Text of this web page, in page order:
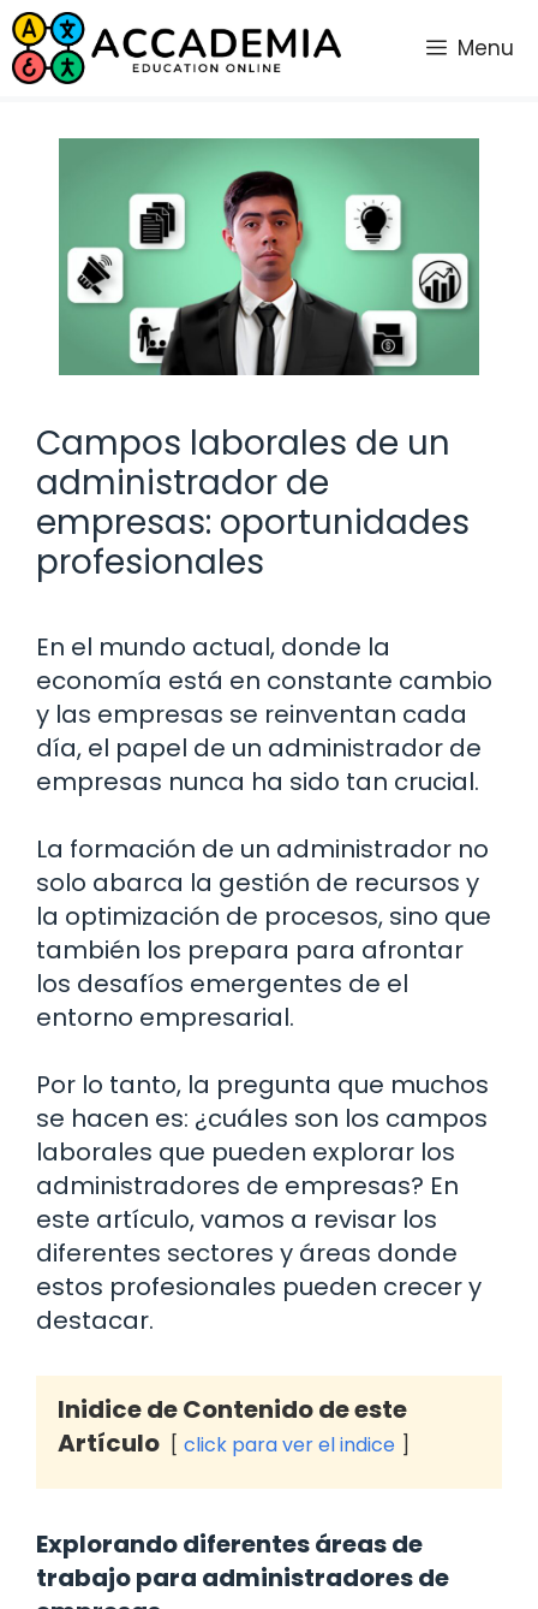
Saltar
al
contenido
Menu
Campos laborales de un
administrador de
empresas: oportunidades
profesionales
En el mundo actual, donde la
economía está en constante cambio
y las empresas se reinventan cada
día, el papel de un administrador de
empresas nunca ha sido tan crucial.
La formación de un administrador no
solo abarca la gestión de recursos y
la optimización de procesos, sino que
también los prepara para afrontar
los desafíos emergentes de el
entorno empresarial.
Por lo tanto, la pregunta que muchos
se hacen es: ¿cuáles son los campos
laborales que pueden explorar los
administradores de empresas? En
este artículo, vamos a revisar los
diferentes sectores y áreas donde
estos profesionales pueden crecer y
destacar.
Inidice de Contenido de este
Artículo
click para ver el indice
Explorando diferentes áreas de
trabajo para administradores de